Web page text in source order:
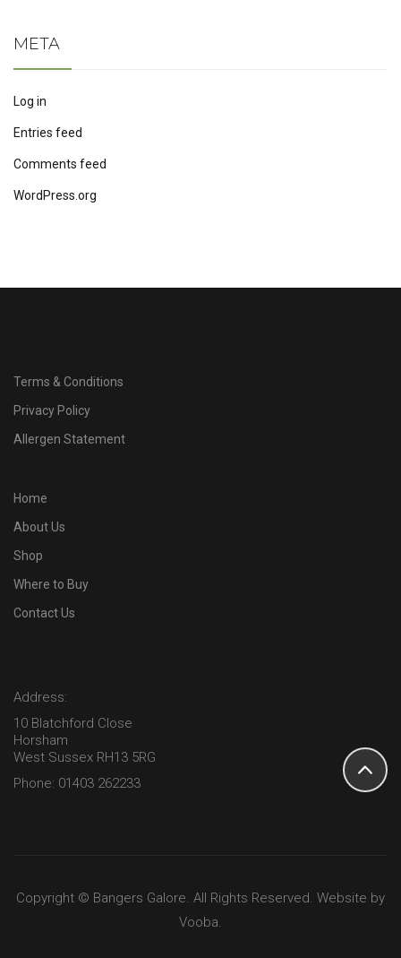
META
Log in
Entries feed
Comments feed
WordPress.org
Terms & Conditions
Privacy Policy
Allergen Statement
Home
About Us
Shop
Where to Buy
Contact Us
Address:
10 Blatchford Close
Horsham
West Sussex RH13 5RG
Phone: 01403 262233
Copyright © Bangers Galore. All Rights Reserved. Website by
Vooba.